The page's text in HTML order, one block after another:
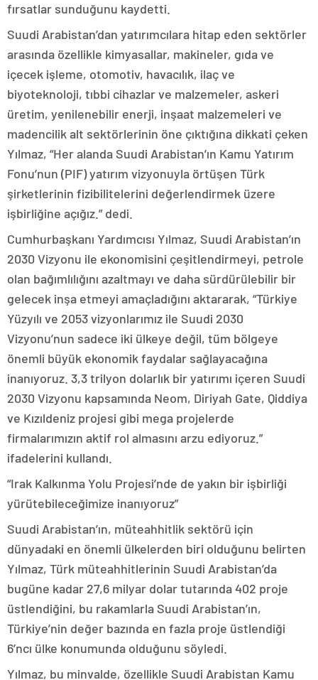
fırsatlar sunduğunu kaydetti.
Suudi Arabistan’dan yatırımcılara hitap eden sektörler
arasında özellikle kimyasallar, makineler, gıda ve
içecek işleme, otomotiv, havacılık, ilaç ve
biyoteknoloji, tıbbi cihazlar ve malzemeler, askeri
üretim, yenilenebilir enerji, inşaat malzemeleri ve
madencilik alt sektörlerinin öne çıktığına dikkati çeken
Yılmaz, “Her alanda Suudi Arabistan’ın Kamu Yatırım
Fonu’nun (PIF) yatırım vizyonuyla örtüşen Türk
şirketlerinin fizibilitelerini değerlendirmek üzere
işbirliğine açığız.” dedi.
Cumhurbaşkanı Yardımcısı Yılmaz, Suudi Arabistan’ın
2030 Vizyonu ile ekonomisini çeşitlendirmeyi, petrole
olan bağımlılığını azaltmayı ve daha sürdürülebilir bir
gelecek inşa etmeyi amaçladığını aktararak, “Türkiye
Yüzyılı ve 2053 vizyonlarımız ile Suudi 2030
Vizyonu’nun sadece iki ülkeye değil, tüm bölgeye
önemli büyük ekonomik faydalar sağlayacağına
inanıyoruz. 3,3 trilyon dolarlık bir yatırımı içeren Suudi
2030 Vizyonu kapsamında Neom, Diriyah Gate, Qiddiya
ve Kızıldeniz projesi gibi mega projelerde
firmalarımızın aktif rol almasını arzu ediyoruz.”
ifadelerini kullandı.
“Irak Kalkınma Yolu Projesi’nde de yakın bir işbirliği
yürütebileceğimize inanıyoruz”
Suudi Arabistan’ın, müteahhitlik sektörü için
dünyadaki en önemli ülkelerden biri olduğunu belirten
Yılmaz, Türk müteahhitlerinin Suudi Arabistan’da
bugüne kadar 27,6 milyar dolar tutarında 402 proje
üstlendiğini, bu rakamlarla Suudi Arabistan’ın,
Türkiye’nin değer bazında en fazla proje üstlendiği
6’ncı ülke konumunda olduğunu söyledi.
Yılmaz, bu minvalde, özellikle Suudi Arabistan Kamu